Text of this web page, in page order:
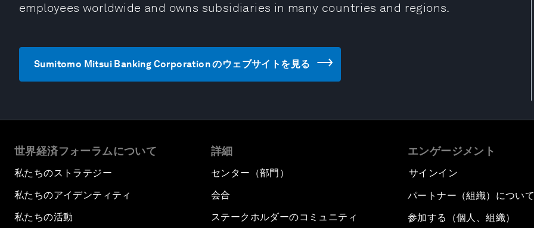
employees worldwide and owns subsidiaries in many countries and regions.
Sumitomo Mitsui Banking Corporation のウェブサイトを見る
世界経済フォーラムについて
私たちのストラテジー
私たちのアイデンティティ
私たちの活動
詳細
センター（部門）
会合
ステークホルダーのコミュニティ
エンゲージメント
サインイン
パートナー（組織）について
参加する（個人、組織）